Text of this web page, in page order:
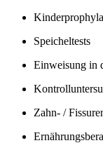
Speicheltests
Einweisung in
Zahn- /